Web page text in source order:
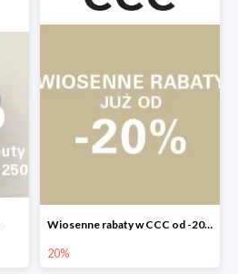
Wiosenne rabaty w CCC od -20%
20%